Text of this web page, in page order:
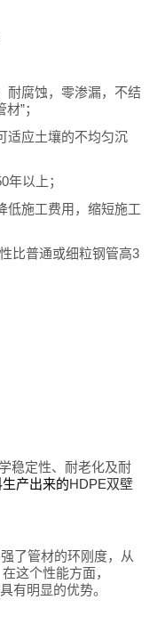
耐腐蚀，零渗漏，不结
”；
适应土壤的不均匀沉
以上；
低施工费用，缩短施工
比普通或细粒钢管高3
稳定性、耐老化及耐
产出来的HDPE双壁
了管材的环刚度，从
这个性能方面，
有明显的优势。